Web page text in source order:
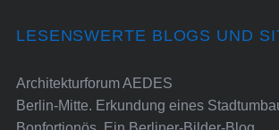
LESENSWERTE BLOGS UND
Architekturforum AEDES
Berlin-Mitte. Erkundung eines